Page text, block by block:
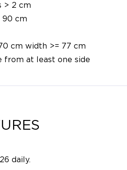
> 2 cm
90 cm
cm width >= 77 cm
from at least one side
daily.